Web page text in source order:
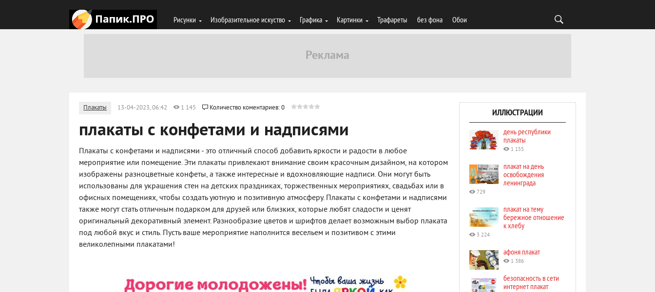
Рисунки Изобразительное искуство Графика Картинки Трафареты без фона Обои
Плакаты 13-04-2023, 06:42 1 145 Количество коментариев: 0
плакаты с конфетами и надписями
Плакаты с конфетами и надписями - это отличный способ добавить яркости и радости в любое
мероприятие или помещение. Эти плакаты привлекают внимание своим красочным дизайном, на котором
изображены разноцветные конфеты, а также интересные и вдохновляющие надписи. Они могут быть
использованы для украшения стен на детских праздниках, торжественных мероприятиях, свадьбах или в
офисных помещениях, чтобы создать уютную и позитивную атмосферу. Плакаты с конфетами и надписями
также могут стать отличным подарком для друзей или близких, которые любят сладости и ценят
оригинальный декоративный элемент. Разнообразие цветов и шрифтов делает возможным выбор плаката
под любой вкус и стиль. Пусть ваше мероприятие наполнится весельем и позитивом с этими
великолепными плакатами!
ИЛЛЮСТРАЦИИ
день республики
плакаты
1 155
плакат на день
освобождения
ленинграда
729
плакат на тему
бережное отношение
к хлебу
3 224
афоня плакат
1 386
безопасность в сети
интернет плакат